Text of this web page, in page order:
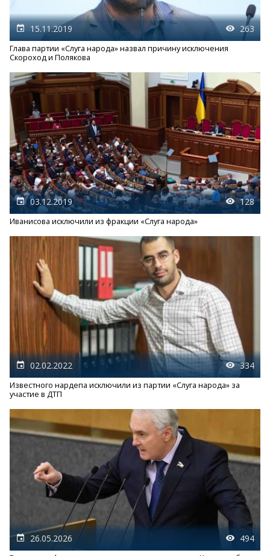
15.11.2019 263
Глава партии «Слуга народа» назвал причину исключения
Скороход и Полякова
03.12.2019 128
Иванисова исключили из фракции «Слуга народа»
02.02.2022 334
Известного нардепа исключили из партии «Слуга народа» за
участие в ДТП
26.05.2026 494